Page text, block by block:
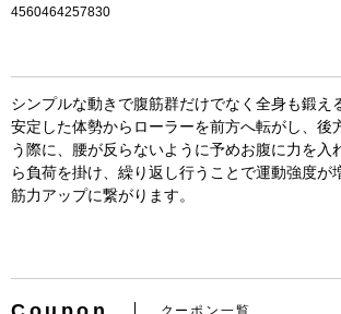
4560464257830
シンプルな動きで腹筋群だけでなく全身も鍛え
安定した体勢からローラーを前方へ転がし、後
う際に、腰が反らないように予めお腹に力を入
ら負荷を掛け、繰り返し行うことで運動強度が
筋力アップに繋がります。
クーポン一覧